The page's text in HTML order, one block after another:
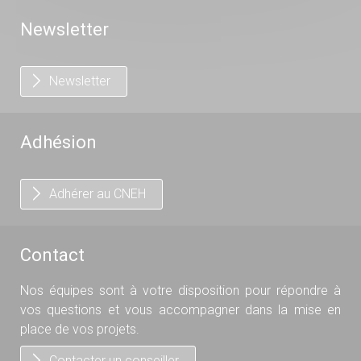
Newsletter
Newsletter
Adhésion
Adhérer au CNEH
Contact
Nos équipes sont à votre disposition pour répondre à
vos questions et vous accompagner dans la mise en
place de vos projets.